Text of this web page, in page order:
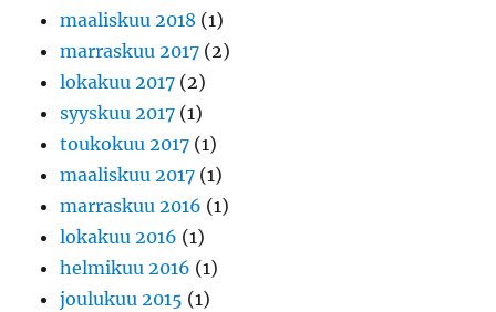
maaliskuu 2018 (1)
marraskuu 2017 (2)
lokakuu 2017 (2)
syyskuu 2017 (1)
toukokuu 2017 (1)
maaliskuu 2017 (1)
marraskuu 2016 (1)
lokakuu 2016 (1)
helmikuu 2016 (1)
joulukuu 2015 (1)